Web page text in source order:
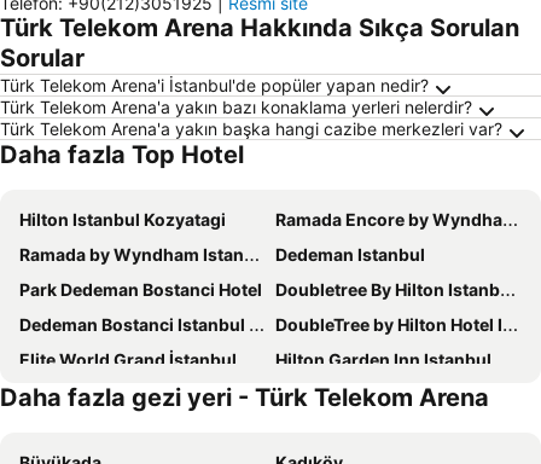
Türk Telekom Arena Hakkında Sıkça Sorulan
Sorular
Türk Telekom Arena'i İstanbul'de popüler yapan nedir?
Türk Telekom Arena'a yakın bazı konaklama yerleri nelerdir?
Türk Telekom Arena'a yakın başka hangi cazibe merkezleri var?
Daha fazla Top Hotel
Hilton Istanbul Kozyatagi
Ramada Encore by Wyndham Istanbul Bayrampasa
Ramada by Wyndham Istanbul Golden Horn
Dedeman Istanbul
Park Dedeman Bostanci Hotel
Doubletree By Hilton Istanbul Topkapı
Dedeman Bostanci Istanbul Hotel & Convention Center
DoubleTree by Hilton Hotel Istanbul - Moda
Elite World Grand İstanbul Küçükyalı
Hilton Garden Inn Istanbul Ataturk Airport
Residence Inn By Marriott Istanbul Atasehir
DoubleTree by Hilton Hotel Istanbul - Piyalepasa
Daha fazla gezi yeri - Türk Telekom Arena